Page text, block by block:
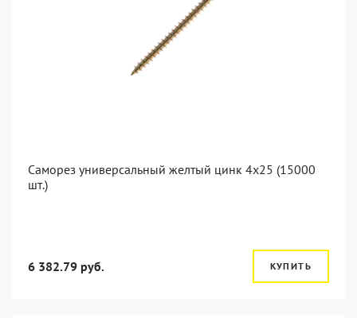
Саморез универсальный желтый цинк 4x25 (15000
шт.)
6 382.79 руб. КУПИТЬ